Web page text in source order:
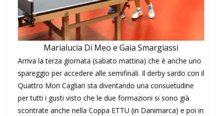
Marialucia Di Meo e Gaia Smargiassi
Arriva la terza giornata (sabato mattina) che è anche uno
spareggio per accedere alle semifinali. Il derby sardo con il
Quattro Mori Cagliari sta diventando una consuetudine
per tutti i gusti visto che le due formazioni si sono già
scontrate anche nella Coppa ETTU (in Danimarca) e poi in